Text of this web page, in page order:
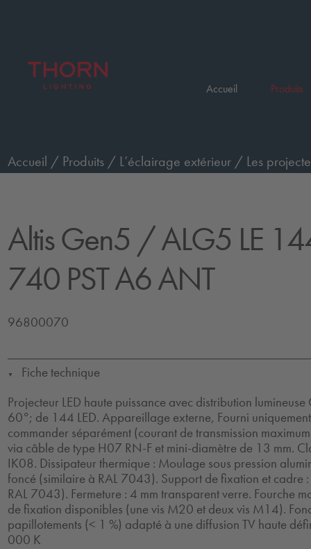
Accueil Produits
Accueil / Produits / L’éclairage extérieur / Les
Altis Gen5 / ALG5 LE
740 PST A6 ANT
96800070
▼
Fiche technique
Projecteur LED haute puissance avec distribution
60°; de 144 LED. Appareillage externe, Fourni
commander séparément (courant de transmission
via câble de type H07 RN-F et mini-diamètre de 13 mm.
IK08. Dissipateur thermique : Moulage sous pression
foncé (similaire à RAL 7043). Support de fixation et cadre
RAL 7043). Fermeture : 4 mm transparent verre. Fourche
de fixation disponibles (une vis M20 et deux vis M14).
papillotements (< 1 %) adapté à une diffusion TV haute
000 K